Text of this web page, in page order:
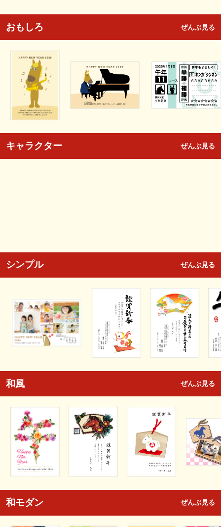
おもしろ ぜんぶ見る
キャラクター ぜんぶ見る
シンプル ぜんぶ見る
和風 ぜんぶ見る
和モダン ぜんぶ見る